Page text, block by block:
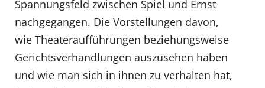
Spannungsfeld zwischen Spiel und Ernst
nachgegangen. Die Vorstellungen davon,
wie Theateraufführungen beziehungsweise
Gerichtsverhandlungen auszusehen haben
und wie man sich in ihnen zu verhalten hat,